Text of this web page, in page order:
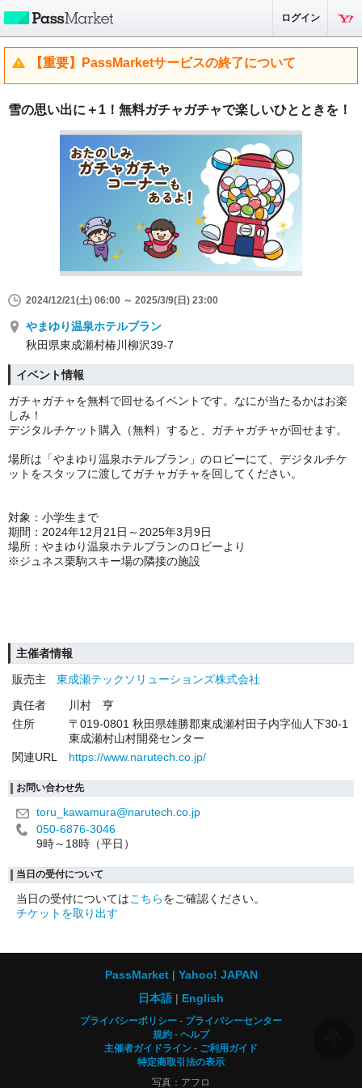
ログイン
【重要】PassMarketサービスの終了について
雪の思い出に＋1！無料ガチャガチャで楽しいひとときを！
2024/12/21(土) 06:00 ～ 2025/3/9(日) 23:00
やまゆり温泉ホテルブラン
秋田県東成瀬村椿川柳沢39-7
イベント情報
ガチャガチャを無料で回せるイベントです。なにが当たるかはお楽
しみ！
デジタルチケット購入（無料）すると、ガチャガチャが回せます。
場所は「やまゆり温泉ホテルブラン」のロビーにて、デジタルチケ
ットをスタッフに渡してガチャガチャを回してください。
対象：小学生まで
期間：2024年12月21日～2025年3月9日
場所：やまゆり温泉ホテルブランのロビーより
※ジュネス栗駒スキー場の隣接の施設
主催者情報
販売主
東成瀬テックソリューションズ株式会社
責任者
川村 亨
住所
〒019-0801 秋田県雄勝郡東成瀬村田子内字仙人下30-1
東成瀬村山村開発センター
関連URL
https://www.narutech.co.jp/
お問い合わせ先
toru_kawamura@narutech.co.jp
050-6876-3046
9時～18時（平日）
当日の受付について
当日の受付についてはこちらをご確認ください。
チケットを取り出す
PassMarket
Yahoo! JAPAN
日本語
English
プライバシーポリシー
プライバシーセンター
規約
ヘルプ
主催者ガイドライン
ご利用ガイド
特定商取引法の表示
写真：アフロ